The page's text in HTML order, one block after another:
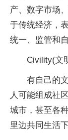
产、数字市场
于传统经济，
统一、监管和
Civility(文
有自己的
人可能组成社
城市，甚至各
里边共同生活